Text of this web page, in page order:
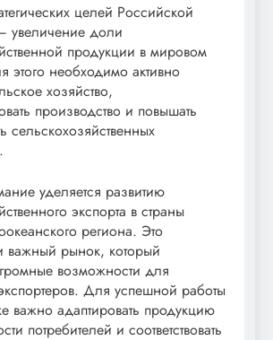
целей Российской
увеличение доли
продукции в мировом
этого необходимо активно
хозяйство,
производство и повышать
сельскохозяйственных
уделяется развитию
экспорта в страны
региона. Это
важный рынок, который
возможности для
Для успешной работы
важно адаптировать продукцию
потребителей и соответствовать